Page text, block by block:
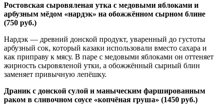
Ростовская сыровяленая утка с медовыми яблоками и
арбузным мёдом «нардэк» на обожжённом сырном блине
(750 руб.)
Нардэк — древний донской продукт, уваренный до густоты
арбузный сок, который казаки использовали вместо сахара и
как приправу к мясу. В паре с медовыми яблоками он оттеняет
жирность сыровяленой утки, а обожжённый сырный блин
заменяет привычную лепёшку.
Драник с донской сулой и маныческим фаршированным
раком в сливочном соусе «копчёная груша» (1450 руб.)